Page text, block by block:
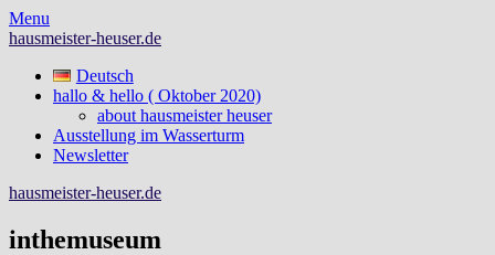
Skip
to
Menu
hausmeister-heuser.de
Deutsch
hallo & hello ( Oktober 2020)
about hausmeister heuser
Ausstellung im Wasserturm
Newsletter
hausmeister-heuser.de
inthemuseum